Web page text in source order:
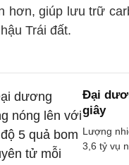
hơn, giúp lưu trữ
Trái đất.
Đại
giây
Lượng
3,6 tỷ vụ